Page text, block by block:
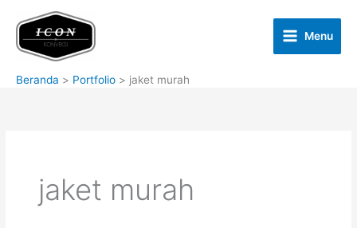
konten
Menu
Beranda Portfolio jaket murah
jaket murah